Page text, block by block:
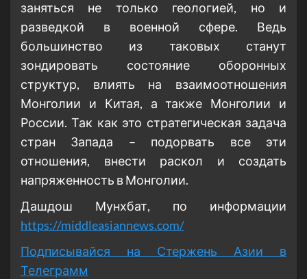
заняться не только геологией, но и
разведкой в военной сфере. Ведь
большинство из таковых станут
зондировать состояние оборонных
структур, влиять на взаимоотношения
Монголии и Китая, а также Монголии и
России. Так как это стратегическая задача
стран Запада – подорвать все эти
отношения, внести раскол и создать
напряженность в Монголии.
Дашдош Мунхбат, по информации
https://middleasiannews.com/
Подписывайся на Стержень Азии в
Телеграмм